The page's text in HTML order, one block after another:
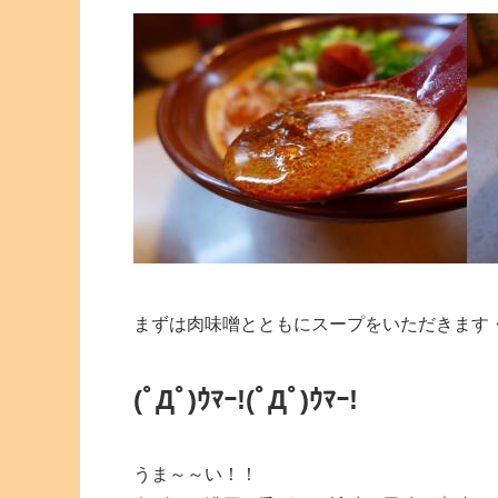
まずは肉味噌とともにスープをいただきます
(ﾟДﾟ)ｳﾏｰ!(ﾟДﾟ)ｳﾏｰ!
うま～～い！！